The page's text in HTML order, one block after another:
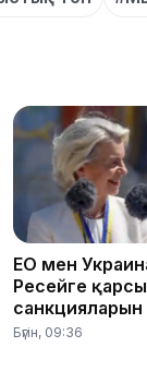
ЕО мен
Ресейге
Бүгін, 09:36